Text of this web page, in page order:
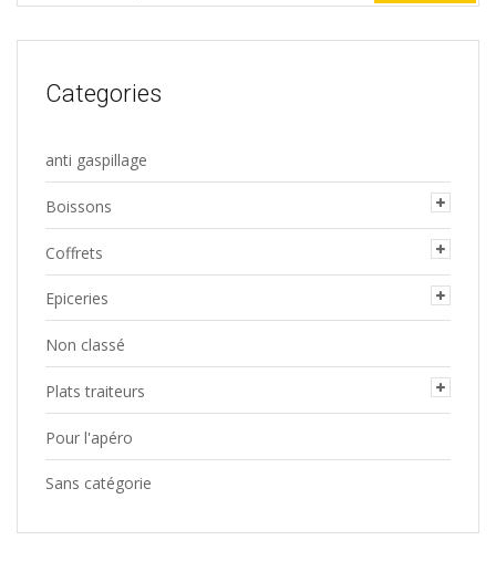
pour :
Categories
anti gaspillage
Boissons
Coffrets
Epiceries
Non classé
Plats traiteurs
Pour l'apéro
Sans catégorie